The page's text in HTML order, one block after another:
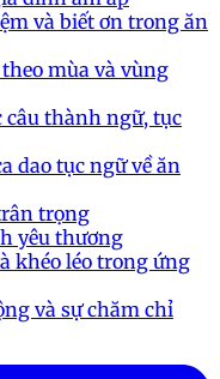
và biết ơn trong ăn
theo mùa và vùng
câu thành ngữ, tục
dao tục ngữ về ăn
trọng
yêu thương
khéo léo trong ứng
và sự chăm chỉ